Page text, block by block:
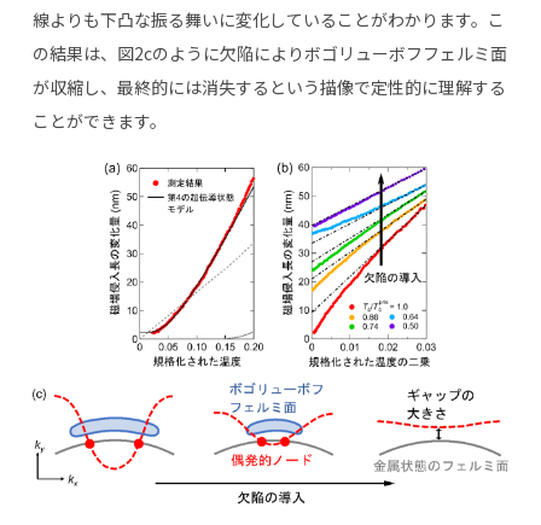
線よりも下凸な振る舞いに変化していることがわかります。こ
の結果は、図2cのように欠陥によりボゴリューボフフェルミ面
が収縮し、最終的には消失するという描像で定性的に理解する
ことができます。